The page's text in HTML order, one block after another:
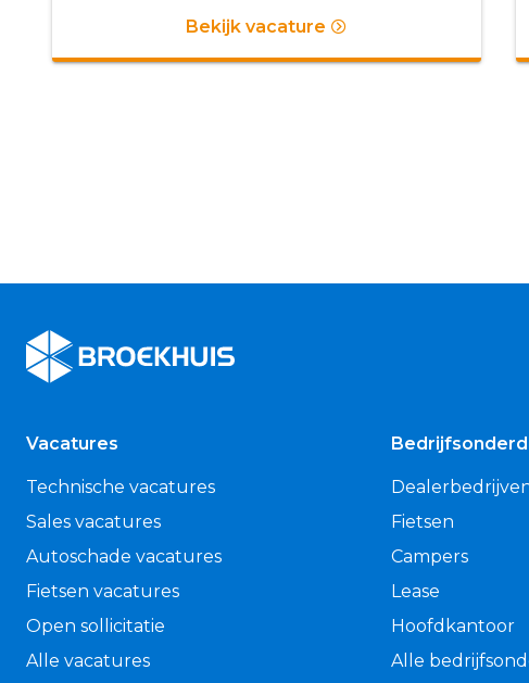
Bekijk vacature
Broekhuis
Vacatures
Technische vacatures
Sales vacatures
Autoschade vacatures
Fietsen vacatures
Open sollicitatie
Alle vacatures
Fietsen
Campers
Lease
Hoofdkantoor
Alle